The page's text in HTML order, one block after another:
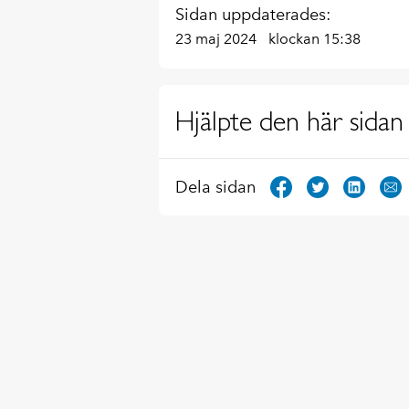
Sidan uppdaterades:
23 maj 2024 klockan 15:38
Hjälpte den här sidan
Dela sidan